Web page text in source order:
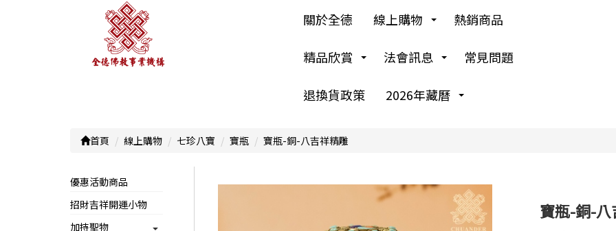
關於全德 線上購物 熱銷商品
精品欣賞 法會訊息 常見問題
退換貨政策 2026年藏曆
首頁 線上購物 七珍八寶 寶瓶 寶瓶-銅-八吉祥精雕
優惠活動商品
招財吉祥開運小物
加持聖物
寶瓶-銅-